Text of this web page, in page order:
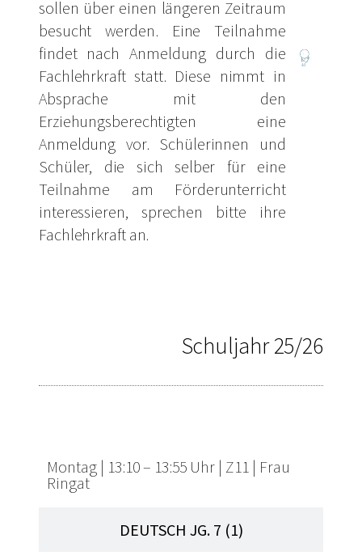
sollen über einen längeren Zeitraum
besucht werden. Eine Teilnahme
findet nach Anmeldung durch die
Fachlehrkraft statt. Diese nimmt in
Absprache mit den
Erziehungsberechtigten eine
Anmeldung vor. Schülerinnen und
Schüler, die sich selber für eine
Teilnahme am Förderunterricht
interessieren, sprechen bitte ihre
Fachlehrkraft an.
Schuljahr 25/26
DEUTSCH JG. 7 (1)
Montag | 13:10 – 13:55 Uhr | Z11 | Frau
Ringat